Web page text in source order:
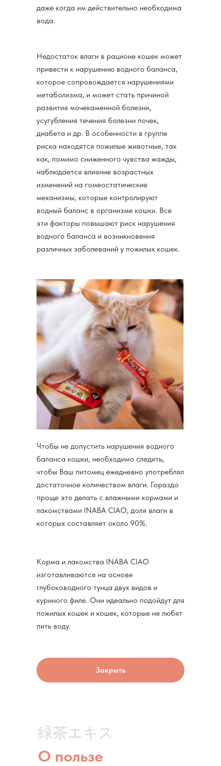
даже когда им действительно необходима
вода.
Чтобы не допустить нарушения водного
баланса кошки, необходимо следить,
чтобы Ваш питомец ежедневно употреблял
достаточное количеством влаги. Гораздо
проще это делать с влажными кормами и
лакомствами INABA CIAO, доля влаги в
которых составляет около 90%.
Корма и лакомства INABA CIAO
изготавливаются на основе
глубоководного тунца двух видов и
куриного филе. Они идеально подойдут для
пожилых кошек и кошек, которые не любят
пить воду.
Закрыть
Недостаток влаги в рационе кошек может
привести к нарушению водного баланса,
которое сопровождается нарушениями
метаболизма, и может стать причиной
развития мочекаменной болезни,
усугубления течения болезни почек,
диабета и др. В особенности в группе
риска находятся пожилые животные, так
как, помимо сниженного чувства жажды,
наблюдается влияние возрастных
изменений на гомеостатические
механизмы, которые контролируют
водный баланс в организме кошки. Все
эти факторы повышают риск нарушения
водного баланса и возникновения
различных заболеваний у пожилых кошек.
О пользе
緑茶エキス